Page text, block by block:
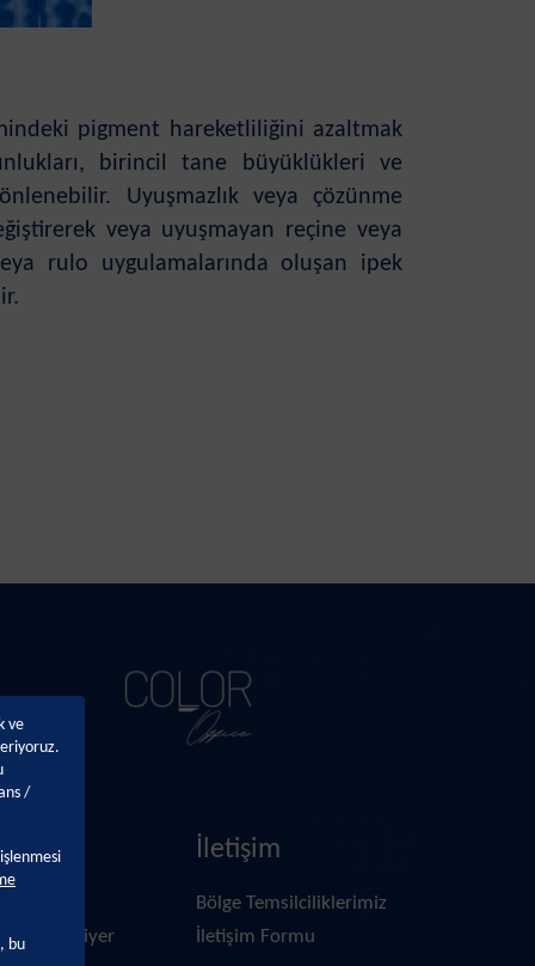
pigment hareketliliğini azaltmak
birincil tane büyüklükleri ve
Uyuşmazlık veya çözünme
veya uyuşmayan reçine veya
rulo uygulamalarında oluşan ipek
Kariyer
İletişim
Bölge Temsilciliklerimiz
İletişim Formu
ve
/
bu